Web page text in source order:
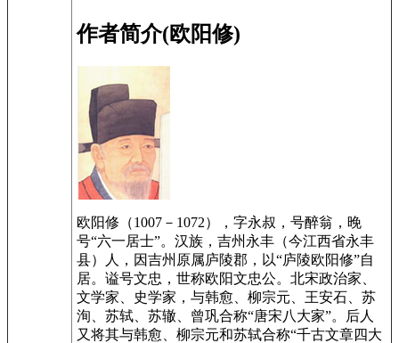
作者简介(欧阳修)
欧阳修（1007－1072），字永叔，号醉翁，晚
号“六一居士”。汉族，吉州永丰（今江西省永丰
县）人，因吉州原属庐陵郡，以“庐陵欧阳修”自
居。谥号文忠，世称欧阳文忠公。北宋政治家、
文学家、史学家，与韩愈、柳宗元、王安石、苏
洵、苏轼、苏辙、曾巩合称“唐宋八大家”。后人
又将其与韩愈、柳宗元和苏轼合称“千古文章四大